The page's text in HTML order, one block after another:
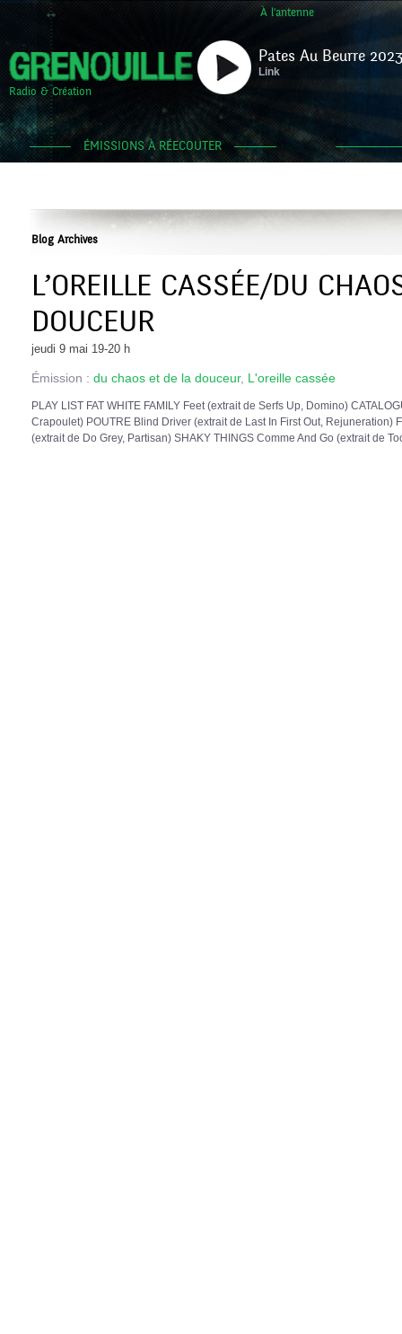
À l'antenne
Radio & Création
Pates Au Beurre
Link
ÉMISSIONS À RÉECOUTER
Blog Archives
L’OREILLE CASSÉE/DU
DOUCEUR
jeudi 9 mai 19-20 h
Émission : du chaos et de la douceur, L'oreille cassée
PLAY LIST FAT WHITE FAMILY Feet (extrait de Serfs Up, Domino)
Crapoulet) POUTRE Blind Driver (extrait de Last In First Out, Rejuneration)
(extrait de Do Grey, Partisan) SHAKY THINGS Comme And Go (extrait de